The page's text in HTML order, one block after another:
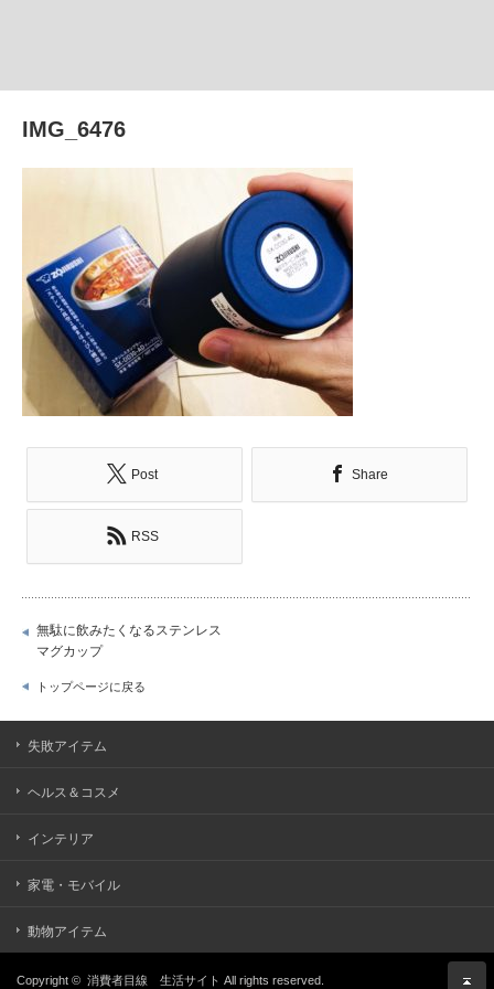
IMG_6476
Post Share
RSS
無駄に飲みたくなるステンレス
マグカップ
トップページに戻る
失敗アイテム
ヘルス＆コスメ
インテリア
家電・モバイル
動物アイテム
Copyright © 消費者目線 生活サイト All rights reserved.